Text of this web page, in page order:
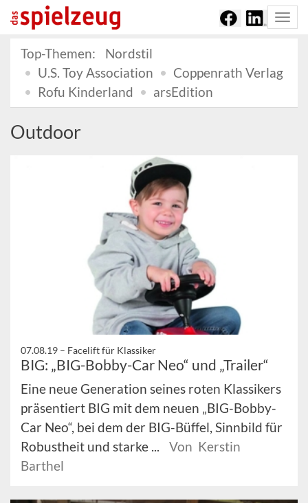
Top-Themen:
Nordstil
U.S. Toy Association
Coppenrath Verlag
Rofu Kinderland
arsEdition
Outdoor
07.08.19 – Facelift für Klassiker
BIG: „BIG-Bobby-Car Neo“ und „Trailer“
Eine neue Generation seines roten Klassikers
präsentiert BIG mit dem neuen „BIG-Bobby-
Car Neo“, bei dem der BIG-Büffel, Sinnbild für
Robustheit und starke ...
Von Kerstin
Barthel